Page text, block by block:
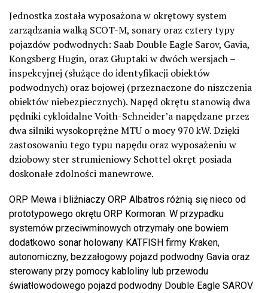
Jednostka została wyposażona w okrętowy system
zarządzania walką SCOT-M, sonary oraz cztery typy
pojazdów podwodnych: Saab Double Eagle Sarov, Gavia,
Kongsberg Hugin, oraz Głuptaki w dwóch wersjach –
inspekcyjnej (służące do identyfikacji obiektów
podwodnych) oraz bojowej (przeznaczone do niszczenia
obiektów niebezpiecznych). Napęd okrętu stanowią dwa
pędniki cykloidalne Voith-Schneider’a napędzane przez
dwa silniki wysokoprężne MTU o mocy 970 kW. Dzięki
zastosowaniu tego typu napędu oraz wyposażeniu w
dziobowy ster strumieniowy Schottel okręt posiada
doskonałe zdolności manewrowe.
ORP Mewa i bliźniaczy ORP Albatros różnią się nieco od
prototypowego okrętu ORP Kormoran. W przypadku
systemów przeciwminowych otrzymały one bowiem
dodatkowo sonar holowany KATFISH firmy Kraken,
autonomiczny, bezzałogowy pojazd podwodny Gavia oraz
sterowany przy pomocy kabloliny lub przewodu
światłowodowego pojazd podwodny Double Eagle SAROV